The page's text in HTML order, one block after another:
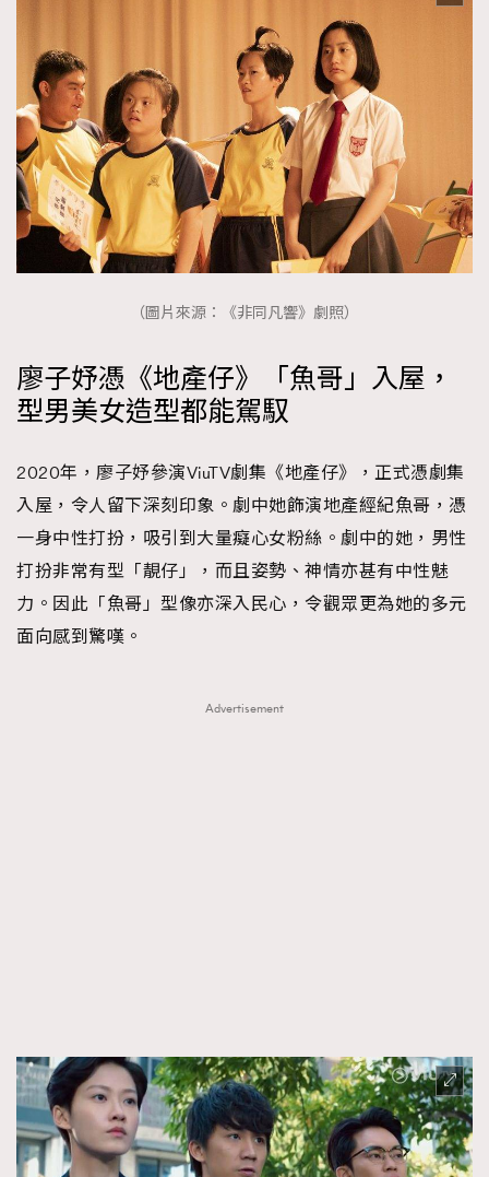
（圖片來源：《非同凡響》劇照）
廖子妤憑《地產仔》「魚哥」入屋，
型男美女造型都能駕馭
2020年，廖子妤參演ViuTV劇集《地產仔》，正式憑劇集
入屋，令人留下深刻印象。劇中她飾演地產經紀魚哥，憑
一身中性打扮，吸引到大量癡心女粉絲。劇中的她，男性
打扮非常有型「靚仔」，而且姿勢、神情亦甚有中性魅
力。因此「魚哥」型像亦深入民心，令觀眾更為她的多元
面向感到驚嘆。
Advertisement